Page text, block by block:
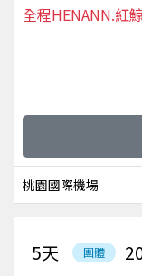
全程HENANN.紅
桃園國際機場
團體
5天